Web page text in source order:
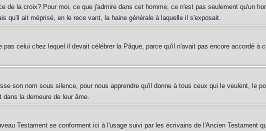
de la croix? Pour moi, ce que j'admire dans cet homme, ce n'est pas seulement qu'un
qu'il ait méprisé, en le rece vant, la haine générale à laquelle il s'exposait.
pas celui chez lequel il devait célébrer la Pâque, parce qu'il n'avait pas encore accordé à
son nom sous silence, pour nous apprendre qu'il donne à tous ceux qui le veulent, le
dans la demeure de leur âme.
Testament se conforment ici à l'usage suivi par les écrivains de l'Ancien Testament